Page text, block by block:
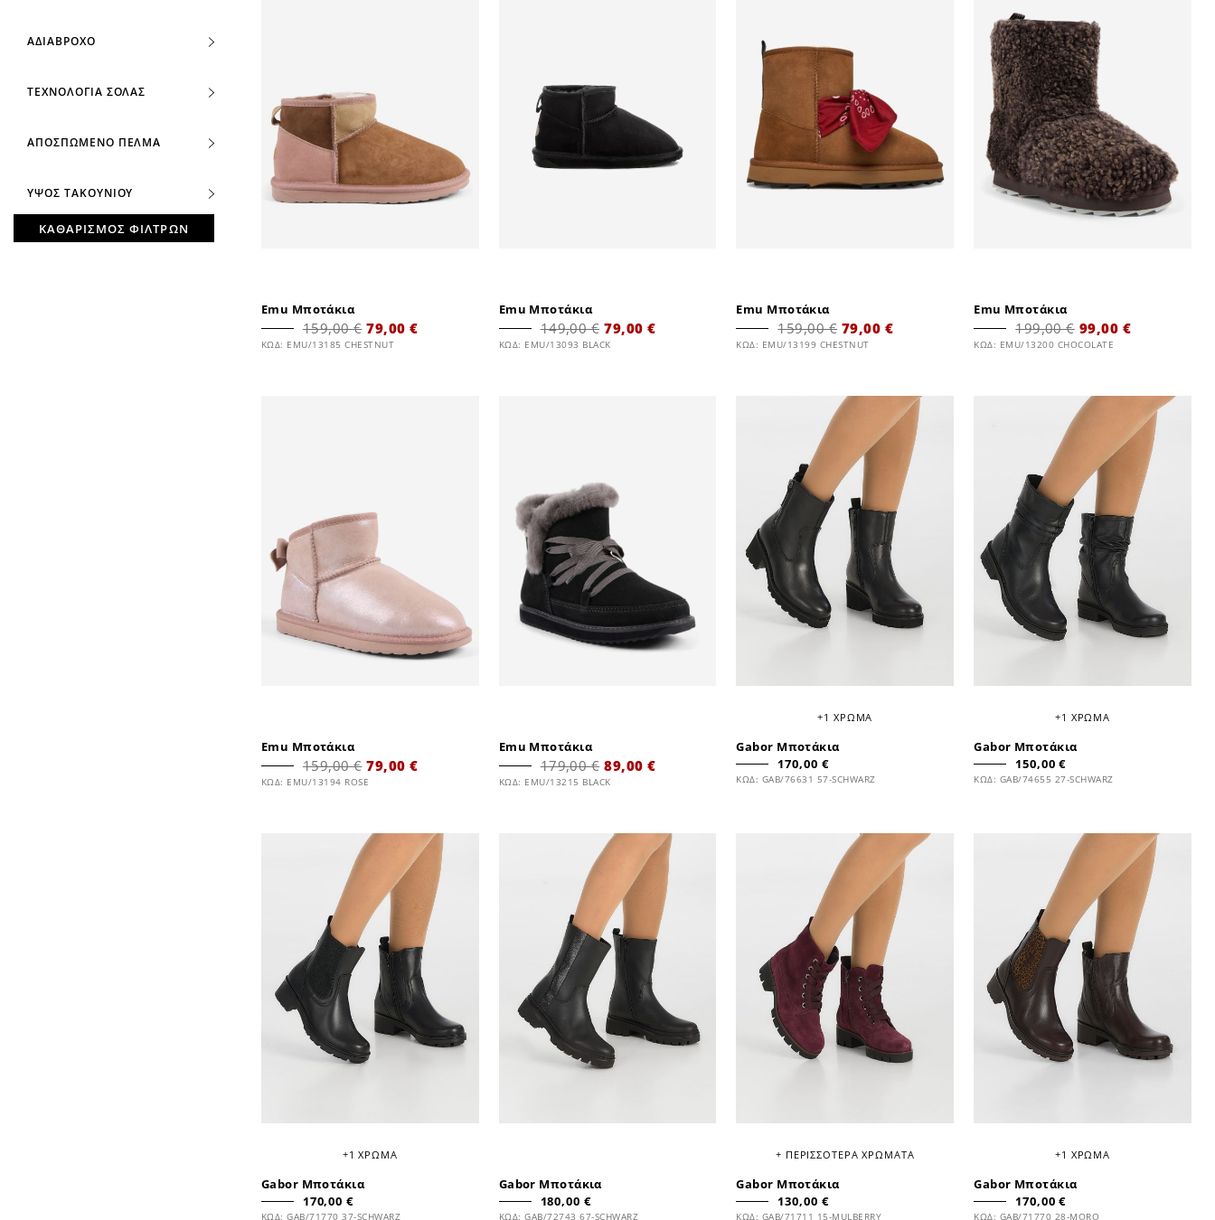
Emu Μποτάκια
79,00 €
159,00 €
ΚΩΔ: EMU/13185 CHESTNUT
Emu Μποτάκια
79,00 €
149,00 €
ΚΩΔ: EMU/13093 BLACK
Emu Μποτάκια
79,00 €
159,00 €
ΚΩΔ: EMU/13199 CHESTNUT
Emu Μποτάκια
99,00 €
199,00 €
ΚΩΔ: EMU/13200 CHOCOLATE
Emu Μποτάκια
79,00 €
159,00 €
ΚΩΔ: EMU/13194 ROSE
Emu Μποτάκια
89,00 €
179,00 €
ΚΩΔ: EMU/13215 BLACK
+1 ΧΡΩΜΑ
Gabor Μποτάκια
170,00 €
ΚΩΔ: GAB/76631 57-SCHWARZ
+1 ΧΡΩΜΑ
Gabor Μποτάκια
150,00 €
ΚΩΔ: GAB/74655 27-SCHWARZ
+1 ΧΡΩΜΑ
Gabor Μποτάκια
170,00 €
ΚΩΔ: GAB/71770 37-SCHWARZ
Gabor Μποτάκια
180,00 €
ΚΩΔ: GAB/72743 67-SCHWARZ
+ ΠΕΡΙΣΣΟΤΕΡΑ ΧΡΩΜΑΤΑ
Gabor Μποτάκια
130,00 €
ΚΩΔ: GAB/71711 15-MULBERRY
+1 ΧΡΩΜΑ
Gabor Μποτάκια
170,00 €
ΚΩΔ: GAB/71770 28-MORO
ΑΔΙΑΒΡΟΧO
ΤΕΧΝΟΛΟΓΙΑ ΣΟΛΑΣ
ΑΠΟΣΠΩΜΕΝΟ ΠΕΛΜΑ
ΥΨΟΣ ΤΑΚΟΥΝΙΟΥ
ΚΑΘΑΡΙΣΜΟΣ ΦΙΛΤΡΩΝ